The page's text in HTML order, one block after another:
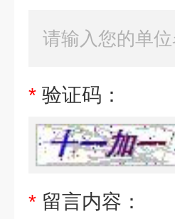
* 验证码：
* 留言内容：